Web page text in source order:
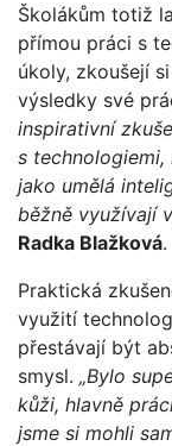
Školákům totiž
přímou práci s
úkoly, zkoušejí
výsledky své
inspirativní
s
jako umělá
běžně využívají
Radka Blažková.
Praktická
využití
přestávají být
smysl. „Bylo
kůži, hlavně
jsme si mohli